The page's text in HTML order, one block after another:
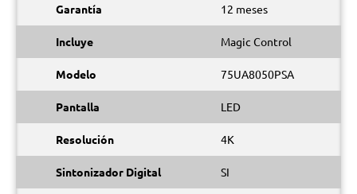
Garantía 12 meses
Incluye Magic Control
Modelo 75UA8050PSA
Pantalla LED
Resolución 4K
Sintonizador Digital SI